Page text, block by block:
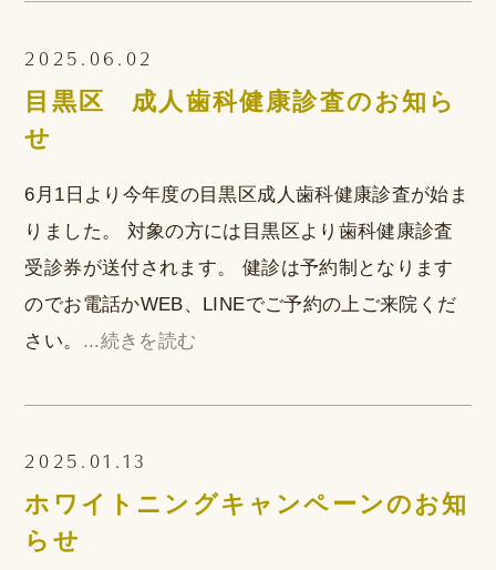
2025.06.02
目黒区 成人歯科健康診査のお知ら
せ
6月1日より今年度の目黒区成人歯科健康診査が始ま
りました。 対象の方には目黒区より歯科健康診査
受診券が送付されます。 健診は予約制となります
のでお電話かWEB、LINEでご予約の上ご来院くだ
さい。 ...続きを読む
2025.01.13
ホワイトニングキャンペーンのお知
らせ